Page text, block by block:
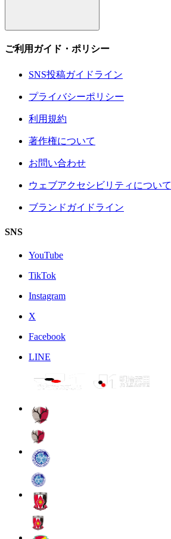
ご利用ガイド・ポリシー
SNS投稿ガイドライン
プライバシーポリシー
利用規約
著作権について
お問い合わせ
ウェブアクセシビリティについて
ブランドガイドライン
SNS
YouTube
TikTok
Instagram
X
Facebook
LINE